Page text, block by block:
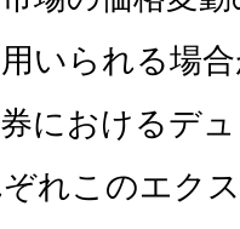
いられる場
におけるデ
れこのエク